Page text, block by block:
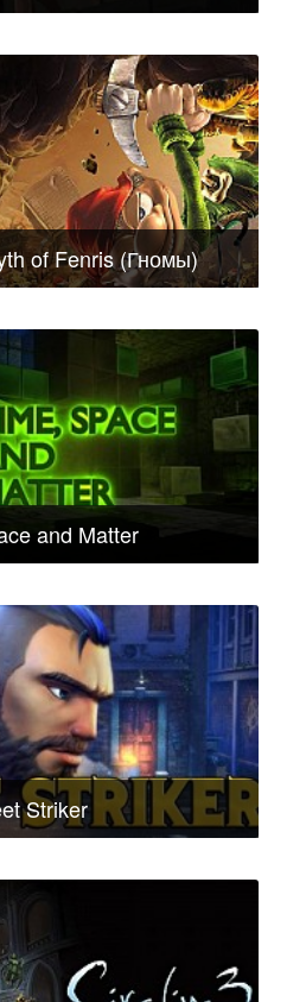
of Fenris (Гномы)
and Matter
Striker